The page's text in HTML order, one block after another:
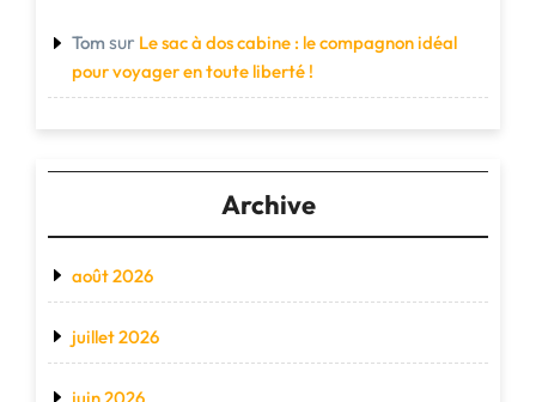
Tom sur Le sac à dos cabine : le compagnon idéal
pour voyager en toute liberté !
Archive
août 2026
juillet 2026